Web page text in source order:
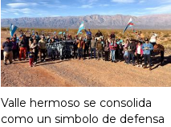
Valle hermoso se consolida
como un simbolo de defensa